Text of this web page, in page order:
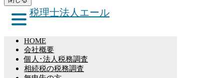
プ
税理士法人エール
HOME
会社概要
個人･法人税務調査
相続税の税務調査